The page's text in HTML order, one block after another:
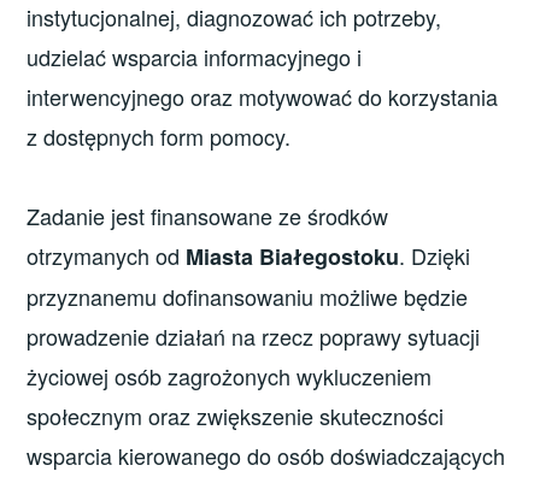
instytucjonalnej, diagnozować ich potrzeby,
udzielać wsparcia informacyjnego i
interwencyjnego oraz motywować do korzystania
z dostępnych form pomocy.
Zadanie jest finansowane ze środków
otrzymanych od Miasta Białegostoku. Dzięki
przyznanemu dofinansowaniu możliwe będzie
prowadzenie działań na rzecz poprawy sytuacji
życiowej osób zagrożonych wykluczeniem
społecznym oraz zwiększenie skuteczności
wsparcia kierowanego do osób doświadczających